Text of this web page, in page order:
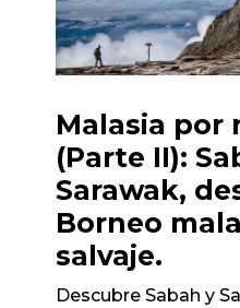
Malasia por
(Parte II):
Sarawak,
Borneo
salvaje.
Descubre Sabah y